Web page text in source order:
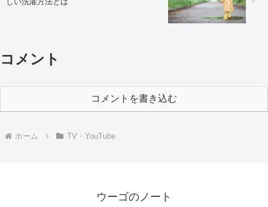
コメント
コメントを書き込む
ホーム TV・YouTube
ウーゴのノート